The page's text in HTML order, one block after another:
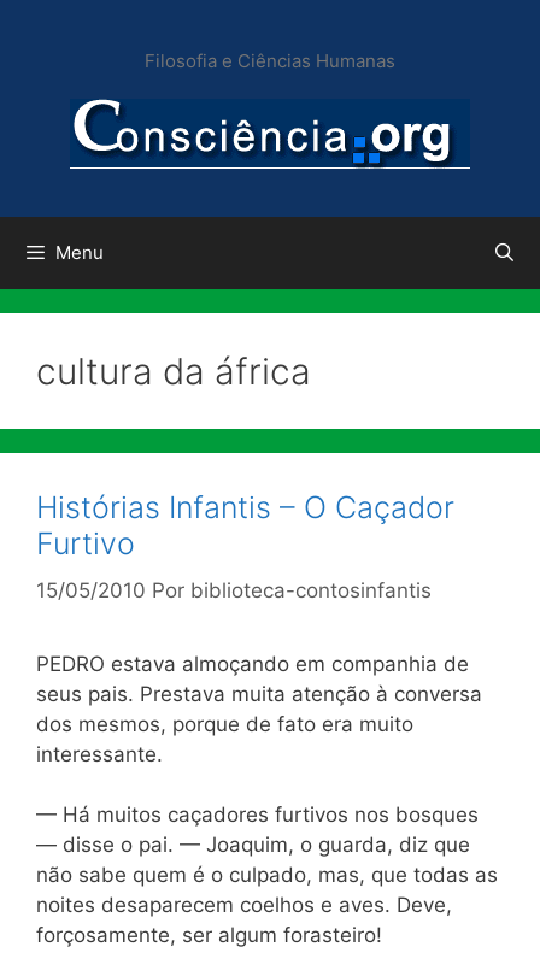
conteúdo
Filosofia e Ciências Humanas
Menu
cultura da áfrica
Histórias Infantis – O Caçador
Furtivo
15/05/2010 Por biblioteca-contosinfantis
PEDRO estava almoçando em companhia de
seus pais. Prestava muita atenção à conversa
dos mesmos, porque de fato era muito
interessante.
— Há muitos caçadores furtivos nos bosques
— disse o pai. — Joaquim, o guarda, diz que
não sabe quem é o culpado, mas, que todas as
noites desaparecem coelhos e aves. Deve,
forçosamente, ser algum forasteiro!